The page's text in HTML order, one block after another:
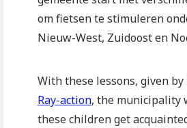
om fietsen te stimuleren
Nieuw-West, Zuidoost en
With these lessons, given
Ray-action, the municipality
these children get